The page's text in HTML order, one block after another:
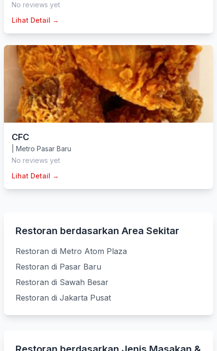
No reviews yet
Lihat Detail →
CFC
Metro Pasar Baru
No reviews yet
Lihat Detail →
Restoran berdasarkan Area Sekitar
Restoran di Metro Atom Plaza
Restoran di Pasar Baru
Restoran di Sawah Besar
Restoran di Jakarta Pusat